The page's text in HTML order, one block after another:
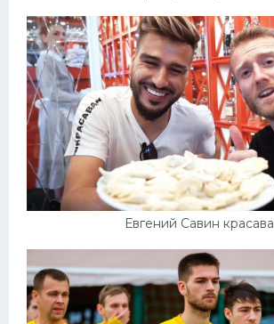
Евгений Савин красава